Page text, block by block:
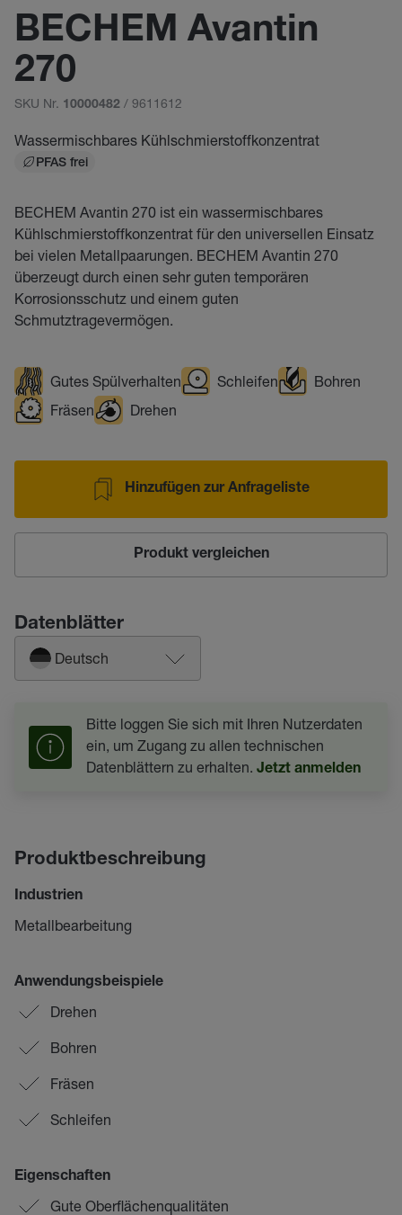
BECHEM Avantin
270
SKU Nr. 10000482 / 9611612
Wassermischbares Kühlschmierstoffkonzentrat
PFAS frei
BECHEM Avantin 270 ist ein wassermischbares
Kühlschmierstoffkonzentrat für den universellen Einsatz
bei vielen Metallpaarungen. BECHEM Avantin 270
überzeugt durch einen sehr guten temporären
Korrosionsschutz und einem guten
Schmutztragevermögen.
Gutes Spülverhalten Schleifen
Bohren
Fräsen
Drehen
Hinzufügen zur Anfrageliste
Produkt vergleichen
Datenblätter
Deutsch
Bitte loggen Sie sich mit Ihren Nutzerdaten
ein, um Zugang zu allen technischen
Datenblättern zu erhalten. Jetzt anmelden
Produktbeschreibung
Industrien
Metallbearbeitung
Anwendungsbeispiele
Drehen
Bohren
Fräsen
Schleifen
Eigenschaften
Gute Oberflächenqualitäten